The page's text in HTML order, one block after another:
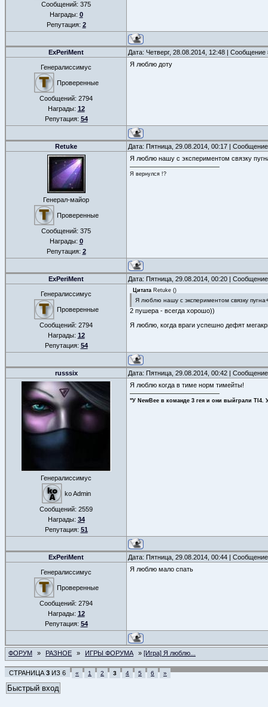
Сообщений: 375
Награды: 0
Репутация: 2
ExPeriMent Дата: Четверг, 28.08.2014, 12:48 |
Генералиссимус
Проверенные
Сообщений: 2794
Награды: 12
Репутация: 54
Я люблю доту
Retuke Дата: Пятница, 29.08.2014, 00:17 |
Генерал-майор
Проверенные
Сообщений: 375
Награды: 0
Репутация: 2
Я люблю нашу с экспериментом связку
Я вернулся !?
ExPeriMent Дата: Пятница, 29.08.2014, 00:20 |
Генералиссимус
Проверенные
Сообщений: 2794
Награды: 12
Репутация: 54
Цитата Retuke ()
Я люблю нашу с экспериментом связку
2 пушера - всегда хорошо))
Я люблю, когда враги успешно дефят
russsix Дата: Пятница, 29.08.2014, 00:42 |
Генералиссимус
ko Admin
Сообщений: 2559
Награды: 34
Репутация: 51
Я люблю когда в тиме норм тимейты!
"У NewBee в команде 3 гея и они выйграли
ExPeriMent Дата: Пятница, 29.08.2014, 00:44 |
Генералиссимус
Проверенные
Сообщений: 2794
Награды: 12
Репутация: 54
Я люблю мало спать
ФОРУМ » РАЗНОЕ » ИГРЫ ФОРУМА » [Игра] Я люблю...
СТРАНИЦА 3 ИЗ 6 « 1 2 3 4 5 6 »